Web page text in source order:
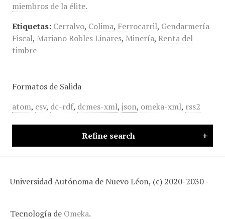
miembros de la élite.
Etiquetas: Cerralvo, Colima, Ferrocarril, Gendarmería
Fiscal, Mariano Robles Linares, Minería, Renta del
timbre
Formatos de Salida
atom, csv, dc-rdf, dcmes-xml, json, omeka-xml, rss2
Refine search
Universidad Autónoma de Nuevo Léon, (c) 2020-2030 -
Tecnología de Omeka.